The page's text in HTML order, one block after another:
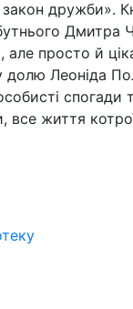
дружби».
Дмитра
але просто й
долю Леоніда
спогади
все життя